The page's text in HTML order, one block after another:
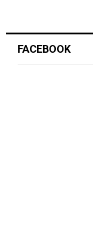
FACEBOOK